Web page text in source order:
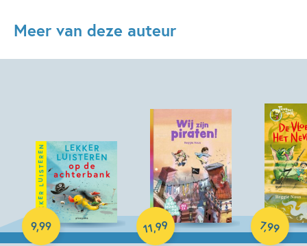
Meer van deze auteur
9,99
Luisterboek
11,99
Hardcover
7,99
E-book